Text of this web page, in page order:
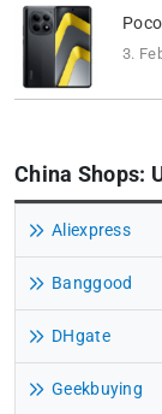
3.
China Shops:
Aliexpress
Banggood
DHgate
Geekbuying